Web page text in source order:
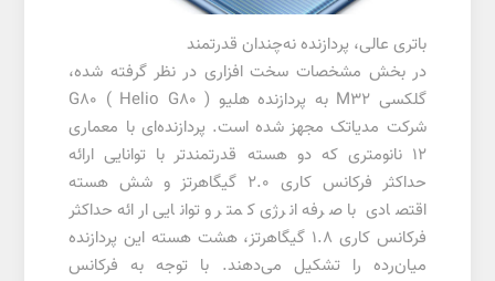
باتری عالی، پردازنده نه‌چندان قدرتمند
در بخش مشخصات سخت افزاری در نظر گرفته شده،
گلکسی M32 به پردازنده هلیو G80 ( Helio G80 )
شرکت مدیاتک مجهز شده است. پردازنده‌ای با معماری
12 نانومتری که دو هسته قدرتمند‌تر با توانایی ارائه
حداکثر فرکانس کاری 2.0 گیگاهرتز و شش هسته
اقتصادی با صرفه انرژی کمتر و توانایی ارائه حداکثر
فرکانس کاری 1.8 گیگاهرتز، هشت هسته این پردازنده
میان‌رده را تشکیل می‌دهند. با توجه به فرکانس